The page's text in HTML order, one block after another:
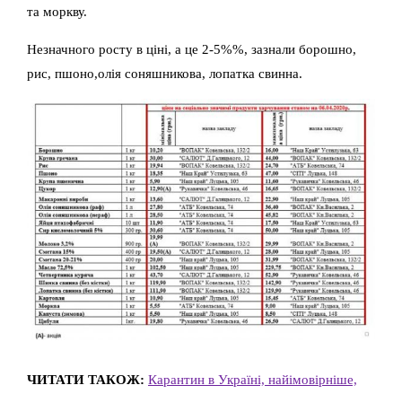
та моркву.
Незначного росту в ціні, а це 2-5%%, зазнали борошно,
рис, пшоно,олія соняшникова, лопатка свинна.
ЧИТАТИ ТАКОЖ: Карантин в Україні, найімовірніше,